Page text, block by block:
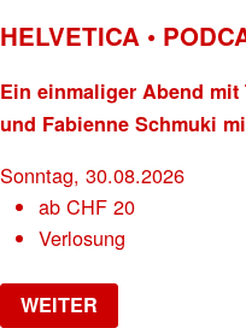
HELVETICA •
Ein einmaliger Abend
und Fabienne Schmuki
Sonntag, 30.08.2026
abCHF 20
Verlosung
WEITER